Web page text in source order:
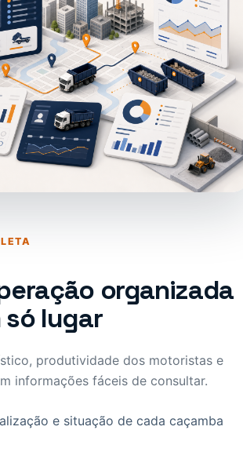
organizada
só lugar
produtividade dos motoristas e
informações fáceis de consultar.
e situação de cada caçamba